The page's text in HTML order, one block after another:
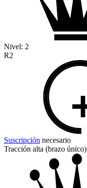
Nivel: 2
R2
Suscripción necesario
Tracción alta (brazo único)